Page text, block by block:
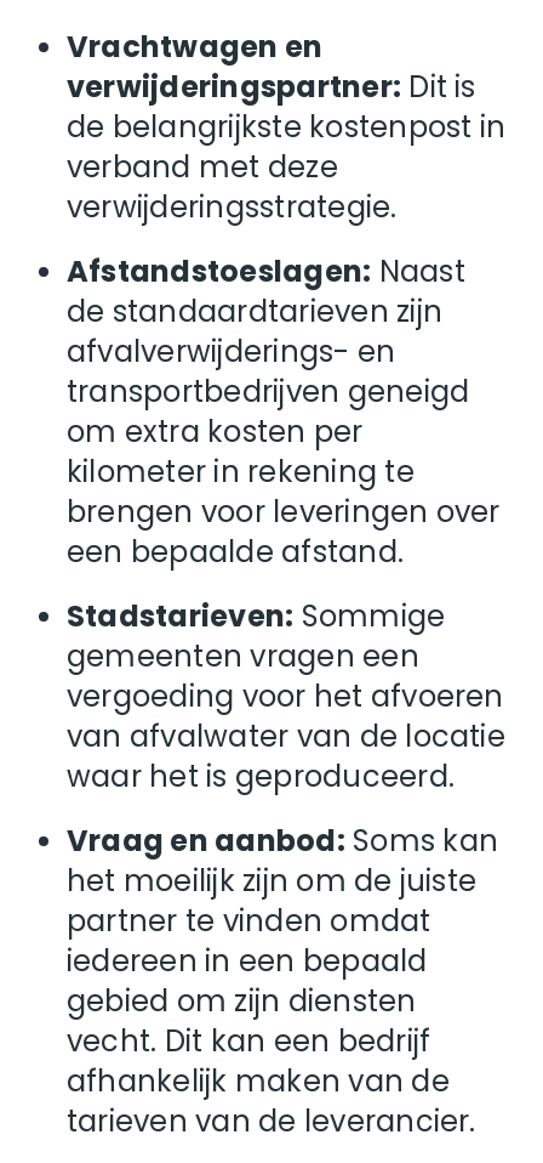
Vrachtwagen en
verwijderingspartner: Dit is
de belangrijkste kostenpost in
verband met deze
verwijderingsstrategie.
Afstandstoeslagen: Naast
de standaardtarieven zijn
afvalverwijderings- en
transportbedrijven geneigd
om extra kosten per
kilometer in rekening te
brengen voor leveringen over
een bepaalde afstand.
Stadstarieven: Sommige
gemeenten vragen een
vergoeding voor het afvoeren
van afvalwater van de locatie
waar het is geproduceerd.
Vraag en aanbod: Soms kan
het moeilijk zijn om de juiste
partner te vinden omdat
iedereen in een bepaald
gebied om zijn diensten
vecht. Dit kan een bedrijf
afhankelijk maken van de
tarieven van de leverancier.